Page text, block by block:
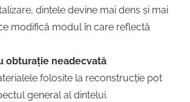
dintele devine mai dens și mai
modifică modul în care reflectă
obturație neadecvată
folosite la reconstrucție pot
general al dintelui.